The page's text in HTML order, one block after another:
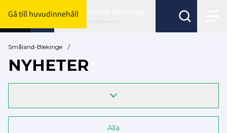
Gå till huvudinnehållSmåland-Blekinge
Byt förbund här
Småland-Blekinge /
NYHETER
Alla